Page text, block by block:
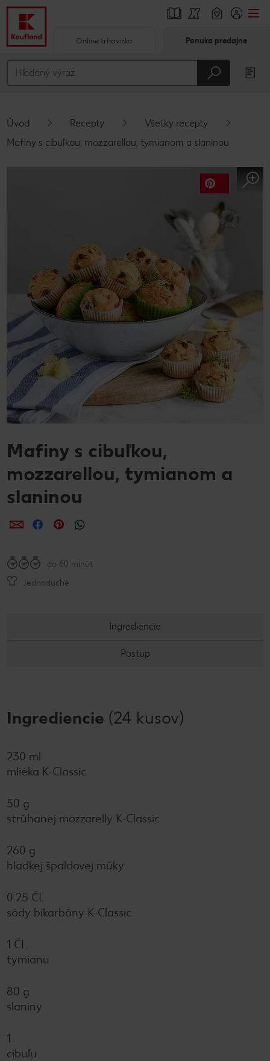
Hlavný obsah
Vyskakovací bočný panel
Online trhovisko Ponuka predajne
Úvod Recepty
Všetky recepty
Mafiny s cibuľkou, mozzarellou, tymianom a slaninou
Mafiny s cibuľkou,
mozzarellou, tymianom a
slaninou
ZdieľaťZdieľaťZdieľať
do 60 minút
Jednoduché
Ingrediencie
Postup
Ingrediencie (24 kusov)
230 ml
mlieka K-Classic
50 g
strúhanej mozzarelly K-Classic
260 g
hladkej špaldovej múky
0.25 ČL
sódy bikarbóny K-Classic
1 ČL
tymianu
80 g
slaniny
1
cibuľu